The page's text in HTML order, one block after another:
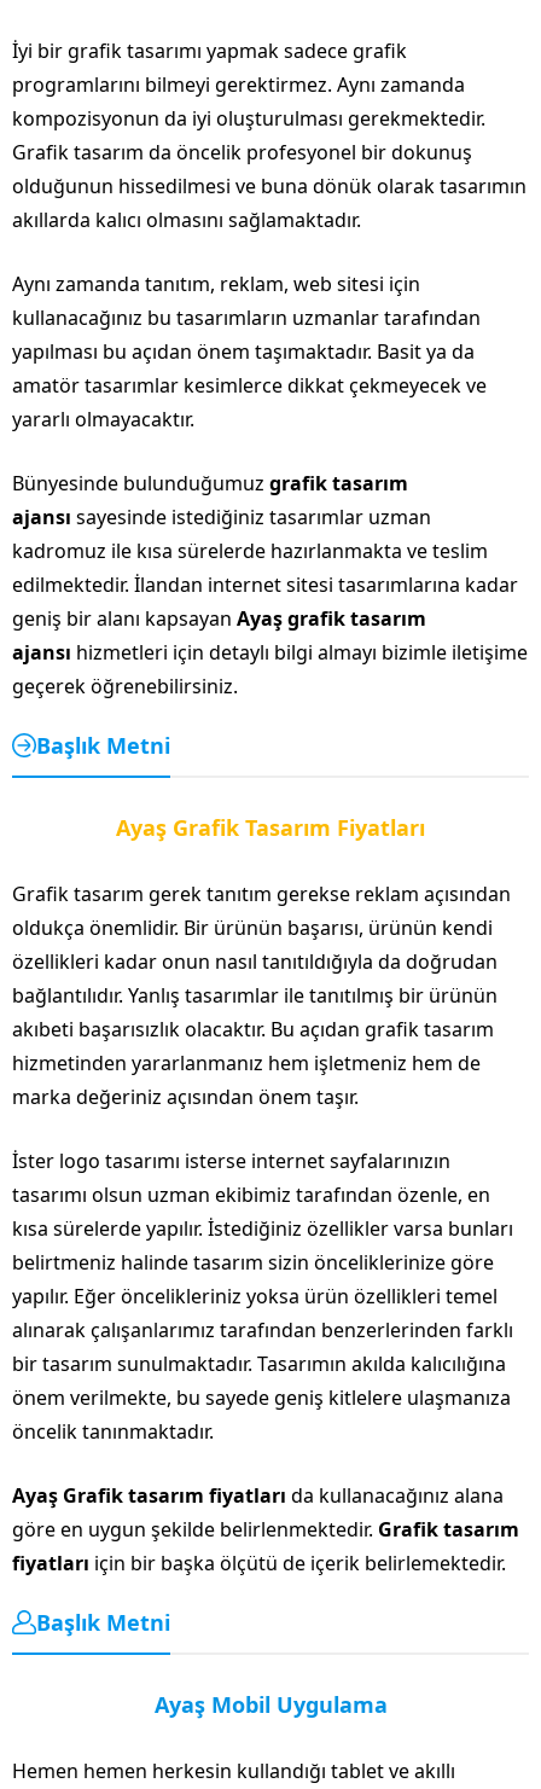
İyi bir grafik tasarımı yapmak sadece grafik
programlarını bilmeyi gerektirmez. Aynı zamanda
kompozisyonun da iyi oluşturulması gerekmektedir.
Grafik tasarım da öncelik profesyonel bir dokunuş
olduğunun hissedilmesi ve buna dönük olarak tasarımın
akıllarda kalıcı olmasını sağlamaktadır.
Aynı zamanda tanıtım, reklam, web sitesi için
kullanacağınız bu tasarımların uzmanlar tarafından
yapılması bu açıdan önem taşımaktadır. Basit ya da
amatör tasarımlar kesimlerce dikkat çekmeyecek ve
yararlı olmayacaktır.
Bünyesinde bulunduğumuz grafik tasarım
ajansı sayesinde istediğiniz tasarımlar uzman
kadromuz ile kısa sürelerde hazırlanmakta ve teslim
edilmektedir. İlandan internet sitesi tasarımlarına kadar
geniş bir alanı kapsayan Ayaş grafik tasarım
ajansı hizmetleri için detaylı bilgi almayı bizimle iletişime
geçerek öğrenebilirsiniz.
Başlık Metni
Ayaş Grafik Tasarım Fiyatları
Grafik tasarım gerek tanıtım gerekse reklam açısından
oldukça önemlidir. Bir ürünün başarısı, ürünün kendi
özellikleri kadar onun nasıl tanıtıldığıyla da doğrudan
bağlantılıdır. Yanlış tasarımlar ile tanıtılmış bir ürünün
akıbeti başarısızlık olacaktır. Bu açıdan grafik tasarım
hizmetinden yararlanmanız hem işletmeniz hem de
marka değeriniz açısından önem taşır.
İster logo tasarımı isterse internet sayfalarınızın
tasarımı olsun uzman ekibimiz tarafından özenle, en
kısa sürelerde yapılır. İstediğiniz özellikler varsa bunları
belirtmeniz halinde tasarım sizin önceliklerinize göre
yapılır. Eğer öncelikleriniz yoksa ürün özellikleri temel
alınarak çalışanlarımız tarafından benzerlerinden farklı
bir tasarım sunulmaktadır. Tasarımın akılda kalıcılığına
önem verilmekte, bu sayede geniş kitlelere ulaşmanıza
öncelik tanınmaktadır.
Ayaş Grafik tasarım fiyatları da kullanacağınız alana
göre en uygun şekilde belirlenmektedir. Grafik tasarım
fiyatları için bir başka ölçütü de içerik belirlemektedir.
Başlık Metni
Ayaş Mobil Uygulama
Hemen hemen herkesin kullandığı tablet ve akıllı